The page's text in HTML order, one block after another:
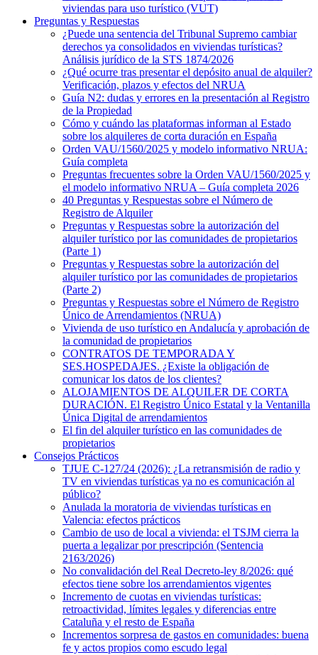
viviendas para uso turístico (VUT)
Preguntas y Respuestas
¿Puede una sentencia del Tribunal Supremo cambiar
derechos ya consolidados en viviendas turísticas?
Análisis jurídico de la STS 1874/2026
¿Qué ocurre tras presentar el depósito anual de alquiler?
Verificación, plazos y efectos del NRUA
Guía N2: dudas y errores en la presentación al Registro
de la Propiedad
Cómo y cuándo las plataformas informan al Estado
sobre los alquileres de corta duración en España
Orden VAU/1560/2025 y modelo informativo NRUA:
Guía completa
Preguntas frecuentes sobre la Orden VAU/1560/2025 y
el modelo informativo NRUA – Guía completa 2026
40 Preguntas y Respuestas sobre el Número de
Registro de Alquiler
Preguntas y Respuestas sobre la autorización del
alquiler turístico por las comunidades de propietarios
(Parte 1)
Preguntas y Respuestas sobre la autorización del
alquiler turístico por las comunidades de propietarios
(Parte 2)
Preguntas y Respuestas sobre el Número de Registro
Único de Arrendamientos (NRUA)
Vivienda de uso turístico en Andalucía y aprobación de
la comunidad de propietarios
CONTRATOS DE TEMPORADA Y
SES.HOSPEDAJES. ¿Existe la obligación de
comunicar los datos de los clientes?
ALOJAMIENTOS DE ALQUILER DE CORTA
DURACIÓN. El Registro Único Estatal y la Ventanilla
Única Digital de arrendamientos
El fin del alquiler turístico en las comunidades de
propietarios
Consejos Prácticos
TJUE C-127/24 (2026): ¿La retransmisión de radio y
TV en viviendas turísticas ya no es comunicación al
público?
Anulada la moratoria de viviendas turísticas en
Valencia: efectos prácticos
Cambio de uso de local a vivienda: el TSJM cierra la
puerta a legalizar por prescripción (Sentencia
2163/2026)
No convalidación del Real Decreto-ley 8/2026: qué
efectos tiene sobre los arrendamientos vigentes
Incremento de cuotas en viviendas turísticas:
retroactividad, límites legales y diferencias entre
Cataluña y el resto de España
Incrementos sorpresa de gastos en comunidades: buena
fe y actos propios como escudo legal